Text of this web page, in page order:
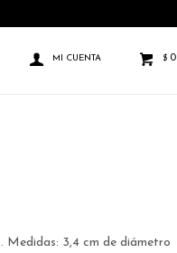
$ 0
Medidas: 3,4 cm de diámetro